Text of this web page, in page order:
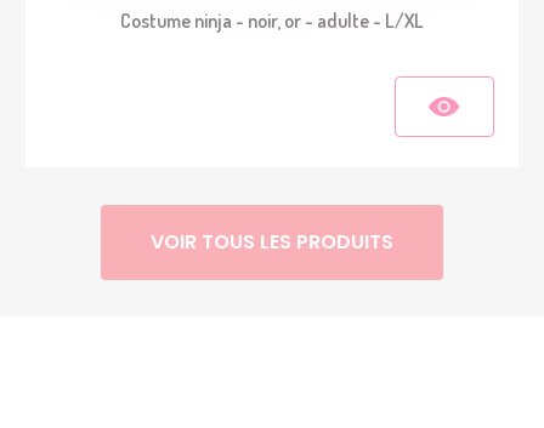
Costume ninja - noir, or - adulte - L/XL
VOIR TOUS LES PRODUITS